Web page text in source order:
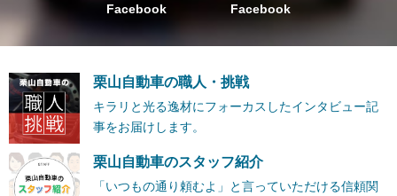
Facebook
Facebook
栗山自動車の職人・挑戦
キラリと光る逸材にフォーカスしたインタビュー記
事をお届けします。
栗山自動車のスタッフ紹介
「いつもの通り頼むよ」と言っていただける信頼関